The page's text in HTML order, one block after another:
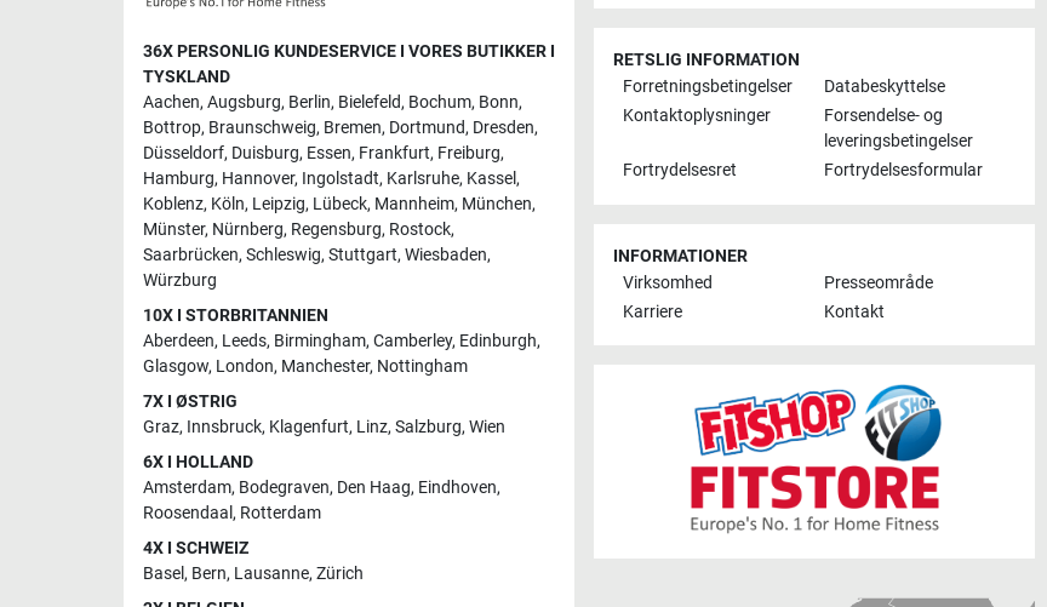
36X PERSONLIG KUNDESERVICE I VORES BUTIKKER I
TYSKLAND
Aachen, Augsburg, Berlin, Bielefeld, Bochum, Bonn,
Bottrop, Braunschweig, Bremen, Dortmund, Dresden,
Düsseldorf, Duisburg, Essen, Frankfurt, Freiburg,
Hamburg, Hannover, Ingolstadt, Karlsruhe, Kassel,
Koblenz, Köln, Leipzig, Lübeck, Mannheim, München,
Münster, Nürnberg, Regensburg, Rostock,
Saarbrücken, Schleswig, Stuttgart, Wiesbaden,
Würzburg
10X I STORBRITANNIEN
Aberdeen, Leeds, Birmingham, Camberley, Edinburgh,
Glasgow, London, Manchester, Nottingham
7X I ØSTRIG
Graz, Innsbruck, Klagenfurt, Linz, Salzburg, Wien
6X I HOLLAND
Amsterdam, Bodegraven, Den Haag, Eindhoven,
Roosendaal , Rotterdam
4X I SCHWEIZ
Basel, Bern, Lausanne, Zürich
RETSLIG INFORMATION
Forretningsbetingelser
Databeskyttelse
Kontaktoplysninger
Forsendelse- og
leveringsbetingelser
Fortrydelsesret
Fortrydelsesformular
INFORMATIONER
Virksomhed
Presseområde
Karriere
Kontakt